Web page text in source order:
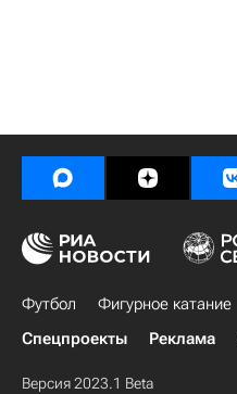
Футбол Фигурное катание
Спецпроекты
Реклама
Версия 2023.1 Beta